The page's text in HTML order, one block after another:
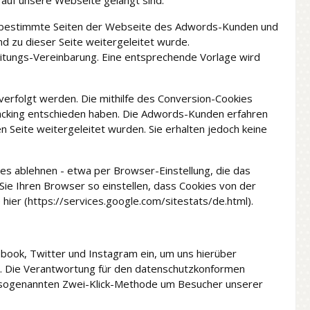
Seiten der Webseite des Adwords-Kunden und
zu dieser Seite weitergeleitet wurde.
Vereinbarung. Eine entsprechende Vorlage wird
werden. Die mithilfe des Conversion-Cookies
entschieden haben. Die Adwords-Kunden erfahren
Seite weitergeleitet wurden. Sie erhalten jedoch keine
ablehnen - etwa per Browser-Einstellung, die das
Ihren Browser so einstellen, dass Cookies von der
hier (https://services.google.com/sitestats/de.html).
Twitter und Instagram ein, um uns hierüber
Verantwortung für den datenschutzkonformen
Zwei-Klick-Methode um Besucher unserer